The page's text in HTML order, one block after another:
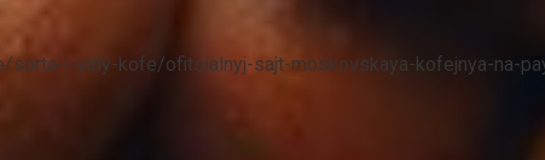
i-vidy-kofe/ofitsialnyj-sajt-moskovskaya-kofejnya-na-